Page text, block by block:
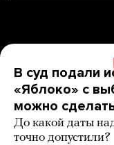
В суд подали
«Яблоко» с
можно
До какой даты
точно допустили?